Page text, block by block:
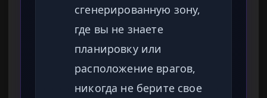
сгенерированную зону,
где вы не знаете
планировку или
расположение врагов,
никогда не берите свое